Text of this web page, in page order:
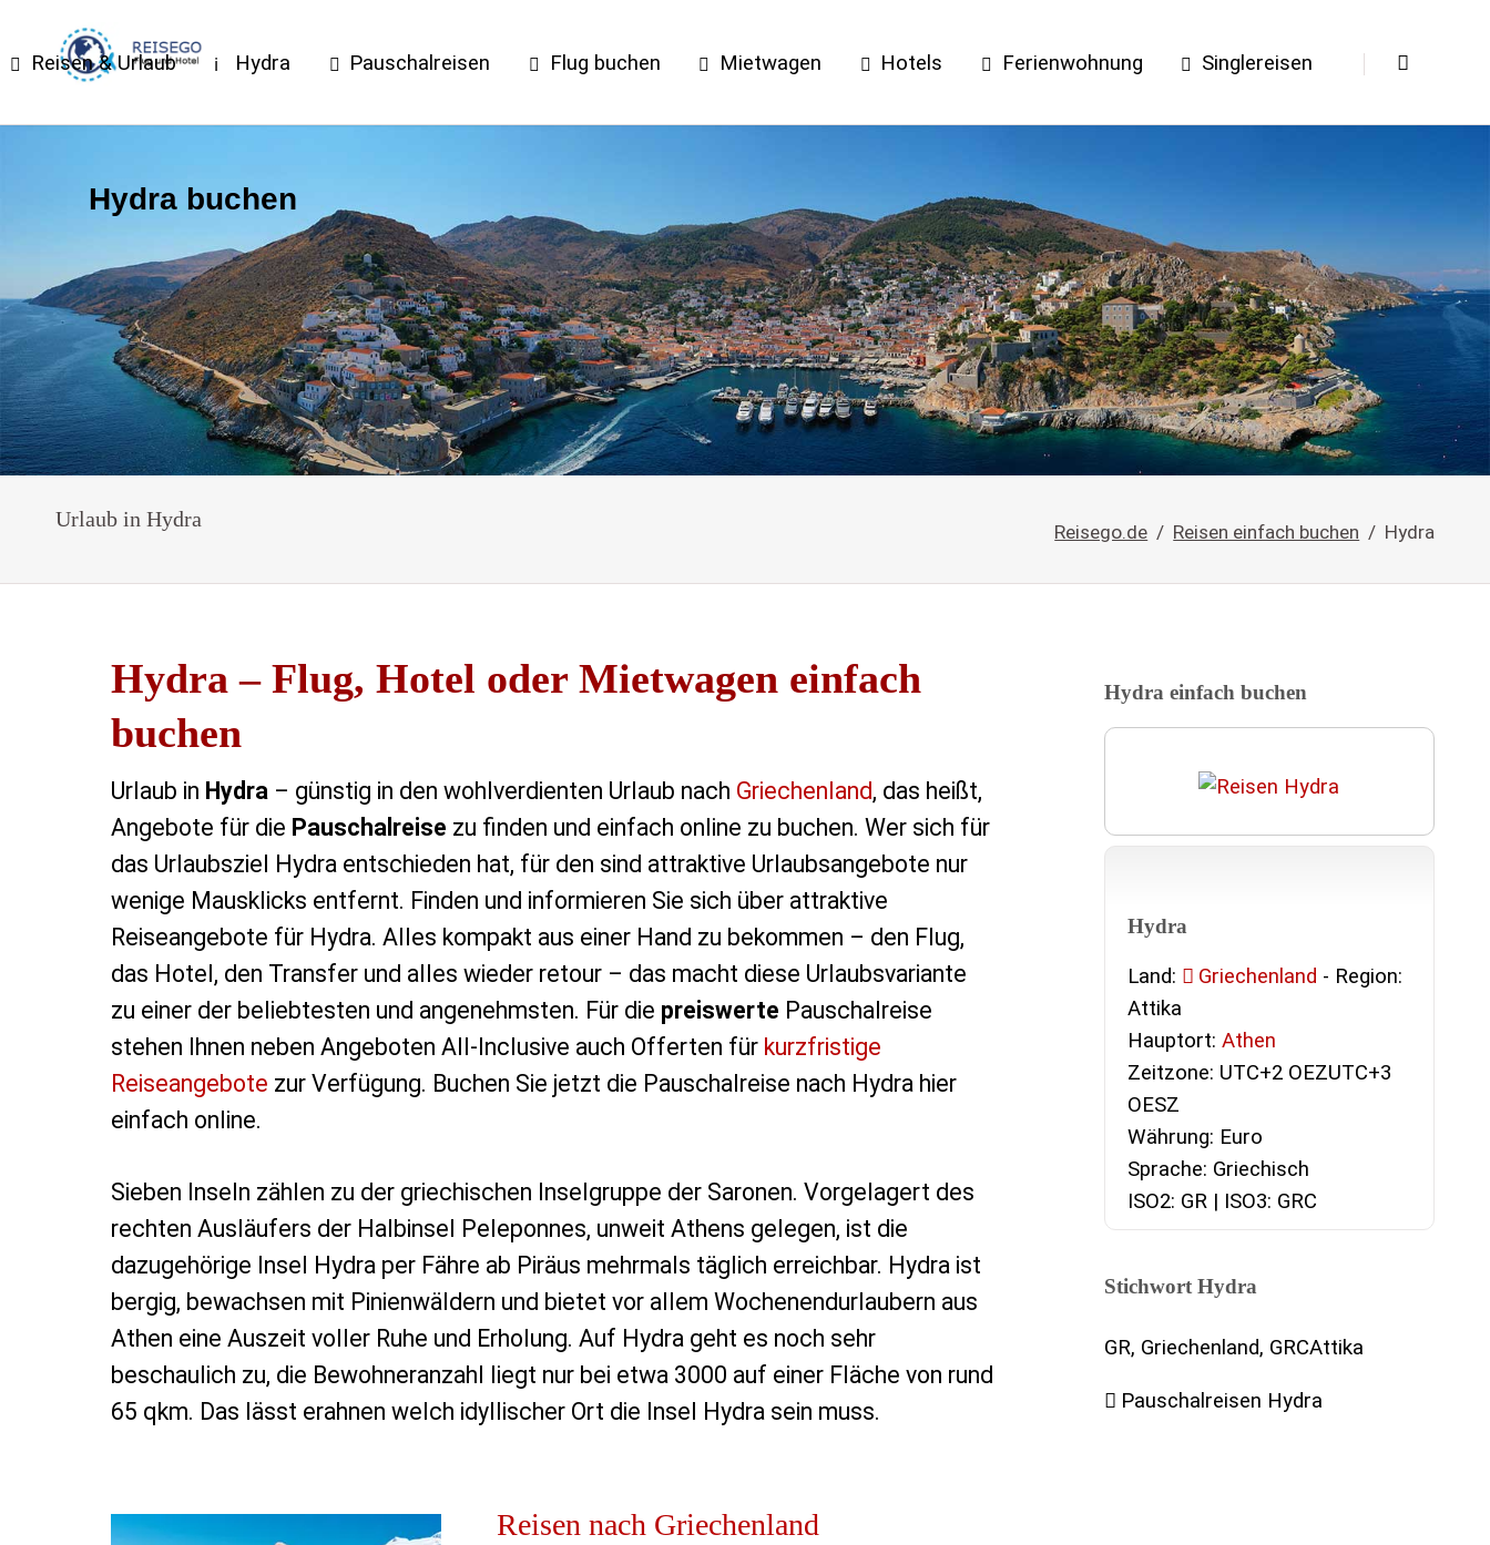
Reisen & Urlaub Hydra Pauschalreisen Flug buchen Mietwagen Hotels Ferienwohnung Singlereisen
Hydra buchen
Urlaub in Hydra
Reisego.de Reisen einfach buchen Hydra
Hydra – Flug, Hotel oder Mietwagen einfach
buchen
Urlaub in Hydra– günstig in den wohlverdienten Urlaub nach Griechenland, das heißt,
Angebote für die Pauschalreise zu finden und einfach online zu buchen. Wer sich für
das Urlaubsziel Hydra entschieden hat, für den sind attraktive Urlaubsangebote nur
wenige Mausklicks entfernt. Finden und informieren Sie sich über attraktive
Reiseangebote für Hydra. Alles kompakt aus einer Hand zu bekommen – den Flug,
das Hotel, den Transfer und alles wieder retour – das macht diese Urlaubsvariante
zu einer der beliebtesten und angenehmsten. Für die preiswerte Pauschalreise
stehen Ihnen neben Angeboten All-Inclusive auch Offerten für kurzfristige
Reiseangebote zur Verfügung. Buchen Sie jetzt die Pauschalreise nach Hydra hier
einfach online.
Sieben Inseln zählen zu der griechischen Inselgruppe der Saronen. Vorgelagert des
rechten Ausläufers der Halbinsel Peleponnes, unweit Athens gelegen, ist die
dazugehörige Insel Hydra per Fähre ab Piräus mehrmals täglich erreichbar. Hydra ist
bergig, bewachsen mit Pinienwäldern und bietet vor allem Wochenendurlaubern aus
Athen eine Auszeit voller Ruhe und Erholung. Auf Hydra geht es noch sehr
beschaulich zu, die Bewohneranzahl liegt nur bei etwa 3000 auf einer Fläche von rund
65 qkm. Das lässt erahnen welch idyllischer Ort die Insel Hydra sein muss.
Reisen nach Griechenland
Hydra einfach buchen
Hydra
Land: Griechenland - Region:
Attika
Hauptort: Athen
Zeitzone: UTC+2 OEZUTC+3
OESZ
Währung: Euro
Sprache: Griechisch
ISO2: GR | ISO3: GRC
Stichwort Hydra
GR, Griechenland, GRCAttika
Pauschalreisen Hydra